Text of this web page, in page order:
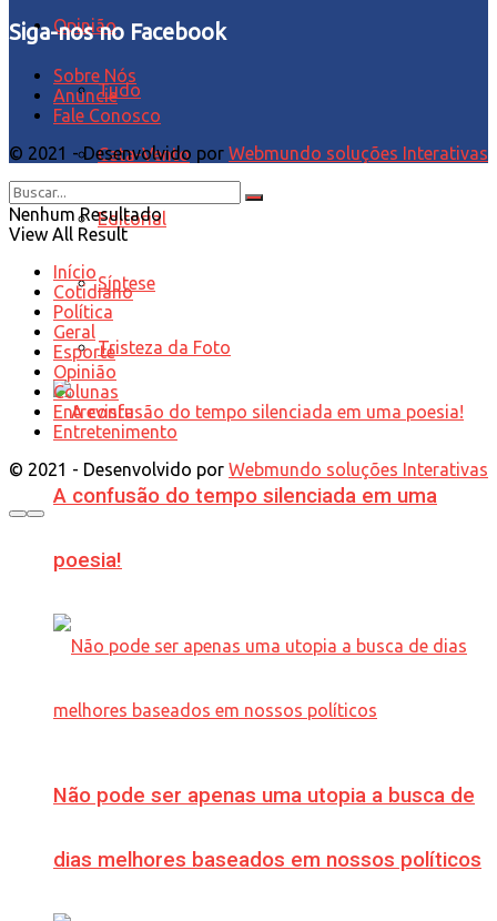
Opinião
Tudo
Cata-Vento
Editorial
Síntese
Tristeza da Foto
A confusão do tempo silenciada em uma
poesia!
Não pode ser apenas uma utopia a busca de
dias melhores baseados em nossos políticos
Siga-nos no Facebook
Sobre Nós
Anuncie
Fale Conosco
© 2021 - Desenvolvido por Webmundo soluções Interativas
Nenhum Resultado
View All Result
Início
Cotidiano
Política
Geral
Esporte
Opinião
Colunas
Entrevista
Entretenimento
© 2021 - Desenvolvido por Webmundo soluções Interativas